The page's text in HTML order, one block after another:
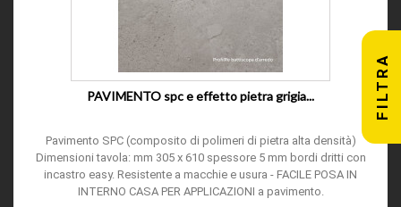
FILTRA
PAVIMENTO spc e effetto pietra grigia...
Pavimento SPC (composito di polimeri di pietra alta densità)
Dimensioni tavola: mm 305 x 610 spessore 5 mm bordi dritti con
incastro easy. Resistente a macchie e usura - FACILE POSA IN
INTERNO CASA PER APPLICAZIONI a pavimento.